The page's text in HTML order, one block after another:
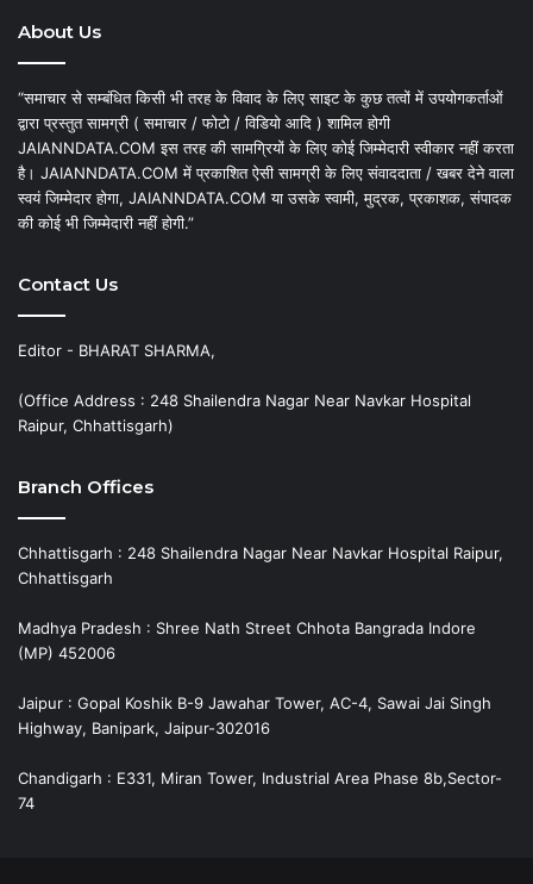
About Us
“समाचार से सम्बंधित किसी भी तरह के विवाद के लिए साइट के कुछ तत्वों में उपयोगकर्ताओं
द्वारा प्रस्तुत सामग्री ( समाचार / फोटो / विडियो आदि ) शामिल होगी
JAIANNDATA.COM इस तरह की सामग्रियों के लिए कोई जिम्मेदारी स्वीकार नहीं करता
है। JAIANNDATA.COM में प्रकाशित ऐसी सामग्री के लिए संवाददाता / खबर देने वाला
स्वयं जिम्मेदार होगा, JAIANNDATA.COM या उसके स्वामी, मुद्रक, प्रकाशक, संपादक
की कोई भी जिम्मेदारी नहीं होगी.”
Contact Us
Editor - BHARAT SHARMA,
(Office Address : 248 Shailendra Nagar Near Navkar Hospital
Raipur, Chhattisgarh)
Branch Offices
Chhattisgarh : 248 Shailendra Nagar Near Navkar Hospital Raipur,
Chhattisgarh
Madhya Pradesh : Shree Nath Street Chhota Bangrada Indore
(MP) 452006
Jaipur : Gopal Koshik B-9 Jawahar Tower, AC-4, Sawai Jai Singh
Highway, Banipark, Jaipur-302016
Chandigarh : E331, Miran Tower, Industrial Area Phase 8b,Sector-
74